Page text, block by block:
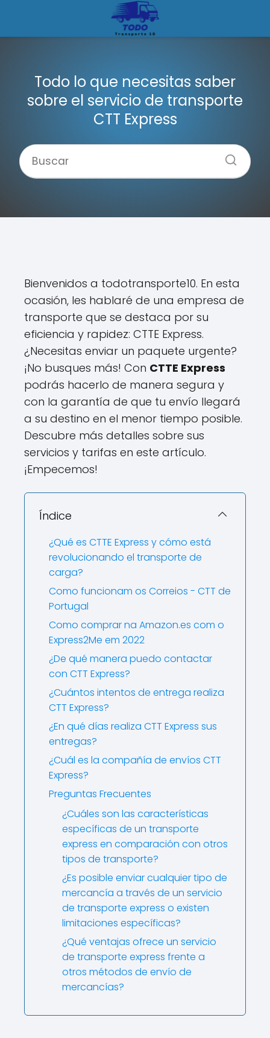
Todo lo que necesitas saber
sobre el servicio de transporte
CTT Express
Bienvenidos a todotransporte10. En esta
ocasión, les hablaré de una empresa de
transporte que se destaca por su
eficiencia y rapidez: CTTE Express.
¿Necesitas enviar un paquete urgente?
¡No busques más! Con CTTE Express
podrás hacerlo de manera segura y
con la garantía de que tu envío llegará
a su destino en el menor tiempo posible.
Descubre más detalles sobre sus
servicios y tarifas en este artículo.
¡Empecemos!
Índice
¿Qué es CTTE Express y cómo está
revolucionando el transporte de
carga?
Como funcionam os Correios - CTT de
Portugal
Como comprar na Amazon.es com o
Express2Me em 2022
¿De qué manera puedo contactar
con CTT Express?
¿Cuántos intentos de entrega realiza
CTT Express?
¿En qué días realiza CTT Express sus
entregas?
¿Cuál es la compañía de envíos CTT
Express?
Preguntas Frecuentes
¿Cuáles son las características
específicas de un transporte
express en comparación con otros
tipos de transporte?
¿Es posible enviar cualquier tipo de
mercancía a través de un servicio
de transporte express o existen
limitaciones específicas?
¿Qué ventajas ofrece un servicio
de transporte express frente a
otros métodos de envío de
mercancías?